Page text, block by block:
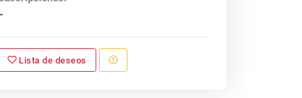
Lista de deseos